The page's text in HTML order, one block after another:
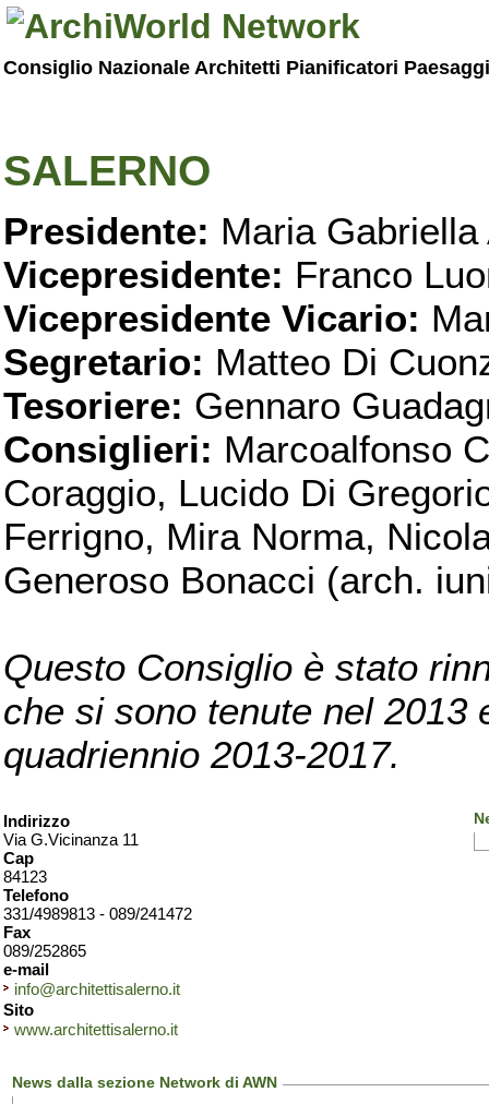
Consiglio Nazionale Architetti Pianificatori
SALERNO
Presidente: Maria Gabriella
Vicepresidente: Franco
Vicepresidente Vicario:
Segretario: Matteo Di
Tesoriere: Gennaro
Consiglieri: Marcoalfonso
Coraggio, Lucido Di
Ferrigno, Mira Norma,
Generoso Bonacci (arch.
Questo Consiglio è stato
che si sono tenute nel 2013
quadriennio 2013-2017.
Indirizzo
Via G.Vicinanza 11
Cap
84123
Telefono
331/4989813 - 089/241472
Fax
089/252865
e-mail
info@architettisalerno.it
Sito
www.architettisalerno.it
News dalla sezione Network di AWN